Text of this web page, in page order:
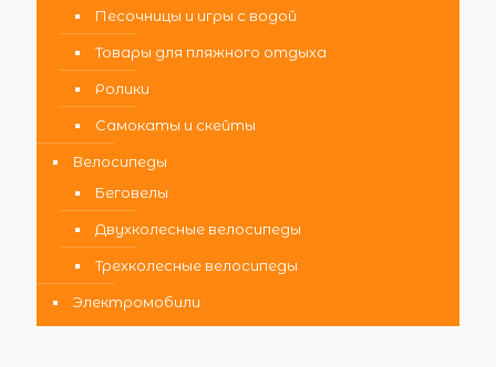
Песочницы и игры с водой
Товары для пляжного отдыха
Ролики
Самокаты и скейты
Велосипеды
Беговелы
Двухколесные велосипеды
Трехколесные велосипеды
Электромобили